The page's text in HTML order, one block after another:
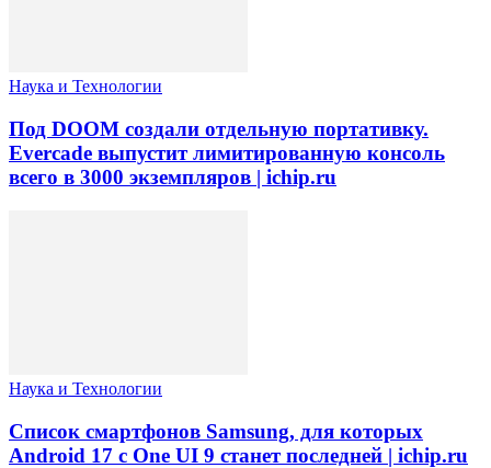
Наука и Технологии
Под DOOM создали отдельную портативку.
Evercade выпустит лимитированную консоль
всего в 3000 экземпляров | ichip.ru
Наука и Технологии
Список смартфонов Samsung, для которых
Android 17 с One UI 9 станет последней | ichip.ru